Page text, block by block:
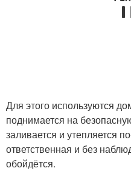
Для этого используются
поднимается на
заливается и утепляется
ответственная и без
обойдётся.